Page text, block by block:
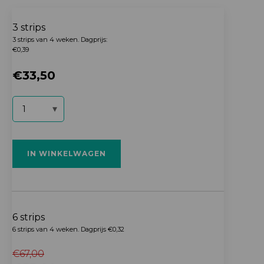
3 strips
3 strips van 4 weken. Dagprijs:
€0,39
€33,50
Duareds
NL
aantal
IN WINKELWAGEN
6 strips
6 strips van 4 weken. Dagprijs €0,32
€67,00